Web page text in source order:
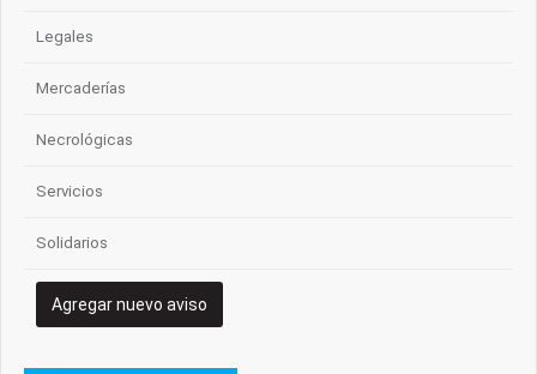
Legales
Mercaderías
Necrológicas
Servicios
Solidarios
Agregar nuevo aviso